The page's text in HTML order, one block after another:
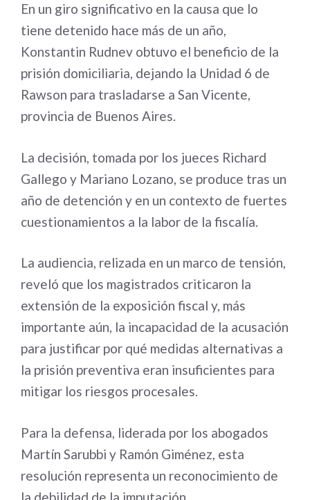
En un giro significativo en la causa que lo
tiene detenido hace más de un año,
Konstantin Rudnev obtuvo el beneficio de la
prisión domiciliaria, dejando la Unidad 6 de
Rawson para trasladarse a San Vicente,
provincia de Buenos Aires.
La decisión, tomada por los jueces Richard
Gallego y Mariano Lozano, se produce tras un
año de detención y en un contexto de fuertes
cuestionamientos a la labor de la fiscalía.
La audiencia, relizada en un marco de tensión,
reveló que los magistrados criticaron la
extensión de la exposición fiscal y, más
importante aún, la incapacidad de la acusación
para justificar por qué medidas alternativas a
la prisión preventiva eran insuficientes para
mitigar los riesgos procesales.
Para la defensa, liderada por los abogados
Martín Sarubbi y Ramón Giménez, esta
resolución representa un reconocimiento de
la debilidad de la imputación.